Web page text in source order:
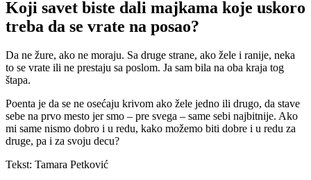
Koji savet biste dali majkama koje uskoro
treba da se vrate na posao?
Da ne žure, ako ne moraju. Sa druge strane, ako žele i ranije, neka
to se vrate ili ne prestaju sa poslom. Ja sam bila na oba kraja tog
štapa.
Poenta je da se ne osećaju krivom ako žele jedno ili drugo, da stave
sebe na prvo mesto jer smo – pre svega – same sebi najbitnije. Ako
mi same nismo dobro i u redu, kako možemo biti dobre i u redu za
druge, pa i za svoju decu?
Tekst: Tamara Petković